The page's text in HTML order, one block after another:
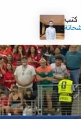
كتب